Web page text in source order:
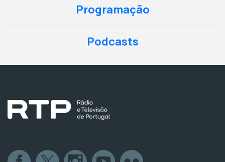
Programação
Podcasts